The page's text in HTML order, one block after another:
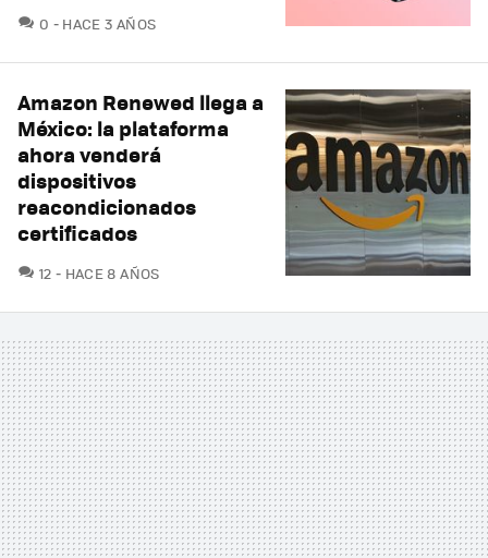
0 COMENTARIOS
HACE 3 AÑOS
Amazon Renewed llega a
México: la plataforma
ahora venderá
dispositivos
reacondicionados
certificados
12 COMENTARIOS
HACE 8 AÑOS